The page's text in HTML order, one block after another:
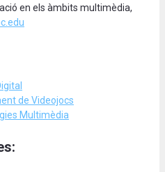
en els àmbits multimèdia,
de Videojocs
Multimèdia